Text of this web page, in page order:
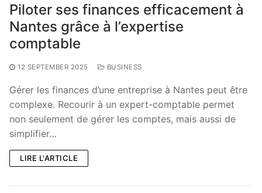
Piloter ses finances efficacement à
Nantes grâce à l’expertise
comptable
12 SEPTEMBER 2025 BUSINESS
Gérer les finances d’une entreprise à Nantes peut être
complexe. Recourir à un expert-comptable permet
non seulement de gérer les comptes, mais aussi de
simplifier…
LIRE L'ARTICLE